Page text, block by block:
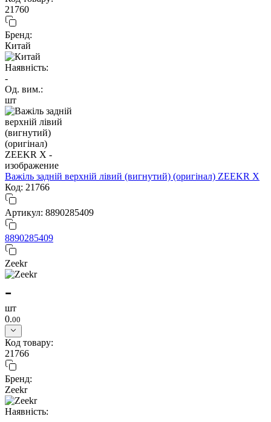
21760
Бренд:
Китай
Наявність:
-
Од. вим.:
шт
Важіль задній верхній лівий (вигнутий) (оригінал) ZEEKR X
Код: 21766
Артикул: 8890285409
8890285409
Zeekr
-
шт
0.00
Код товару:
21766
Бренд:
Zeekr
Наявність: